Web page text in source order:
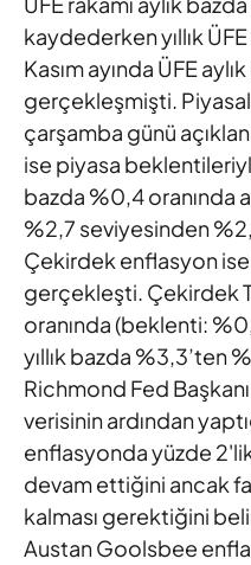
kaydederken yıllık
Kasım ayında ÜFE
gerçekleşmişti.
çarşamba günü
ise piyasa
bazda %0,4 oranında
%2,7 seviyesinden
Çekirdek enflasyon
gerçekleşti. Çekirdek
oranında (beklenti:
yıllık bazda %3,3’ten
Richmond Fed Başkanı
verisinin ardından
enflasyonda yüzde
devam ettiğini ancak
kalması gerektiğini
Austan Goolsbee